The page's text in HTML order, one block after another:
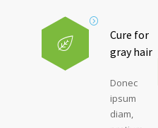
Cure for
gray hair
Donec
ipsum
diam,